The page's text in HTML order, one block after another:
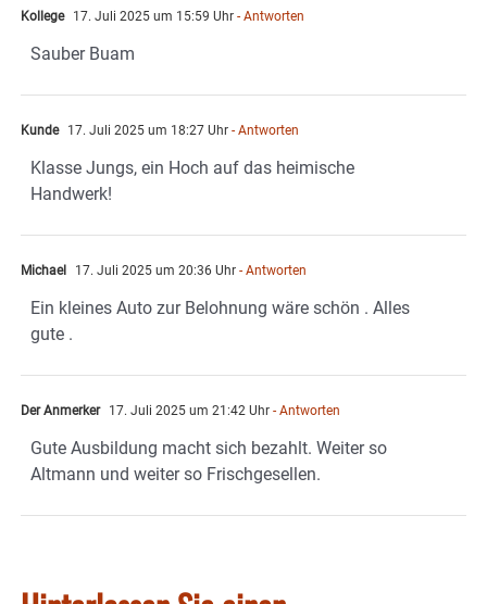
Kollege 17. Juli 2025 um 15:59 Uhr - Antworten
Sauber Buam
Kunde 17. Juli 2025 um 18:27 Uhr - Antworten
Klasse Jungs, ein Hoch auf das heimische
Handwerk!
Michael 17. Juli 2025 um 20:36 Uhr - Antworten
Ein kleines Auto zur Belohnung wäre schön . Alles
gute .
Der Anmerker 17. Juli 2025 um 21:42 Uhr - Antworten
Gute Ausbildung macht sich bezahlt. Weiter so
Altmann und weiter so Frischgesellen.